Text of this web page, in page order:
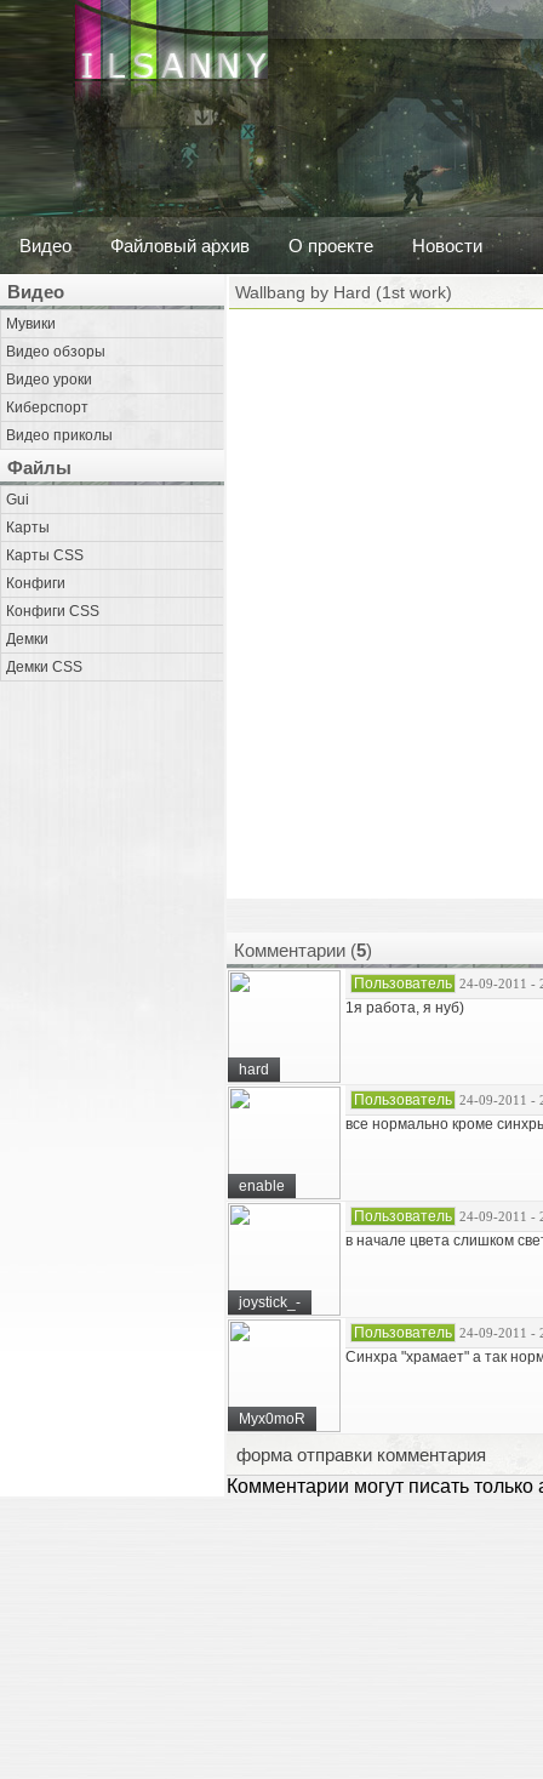
Видео Файловый архив О проекте Новости
Видео
Мувики
Видео обзоры
Видео уроки
Киберспорт
Видео приколы
Файлы
Gui
Карты
Карты CSS
Конфиги
Конфиги CSS
Демки
Демки CSS
Wallbang by Hard (1st work)
Комментарии (5)
hard
Пользователь 24-09-2011 -
1я работа, я нуб)
enable
Пользователь 24-09-2011 -
все нормально кроме
joystick_-
Пользователь 24-09-2011 -
в начале цвета слишком
Myx0moR
Пользователь 24-09-2011 -
Синхра "храмает" а так
форма отправки комментария
Комментарии могут писать